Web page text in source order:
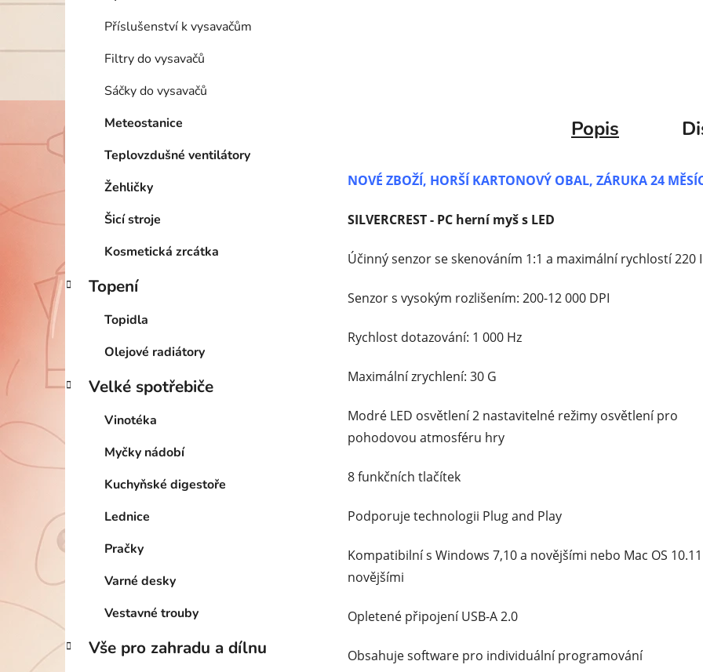
Příslušenství k vysavačům
Filtry do vysavačů
Sáčky do vysavačů
Meteostanice
Teplovzdušné ventilátory
Žehličky
Šicí stroje
Kosmetická zrcátka
Topení
Topidla
Olejové radiátory
Velké spotřebiče
Vinotéka
Myčky nádobí
Kuchyňské digestoře
Lednice
Pračky
Varné desky
Vestavné trouby
Vše pro zahradu a dílnu
Popis
NOVÉ ZBOŽÍ, HORŠÍ KARTONOVÝ OBAL, ZÁRUKA 24
SILVERCREST - PC herní myš s LED
Účinný senzor se skenováním 1:1 a maximální rychlostí 220
Senzor s vysokým rozlišením: 200-12 000 DPI
Rychlost dotazování: 1 000 Hz
Maximální zrychlení: 30 G
Modré LED osvětlení 2 nastavitelné režimy osvětlení pro
pohodovou atmosféru hry
8 funkčních tlačítek
Podporuje technologii Plug and Play
Kompatibilní s Windows 7,10 a novějšími nebo Mac OS
novějšími
Opletené připojení USB-A 2.0
Obsahuje software pro individuální programování